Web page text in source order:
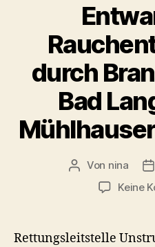
durch
Bad
Beitragsautor
Von nina
Keine
Rettungsleitstelle